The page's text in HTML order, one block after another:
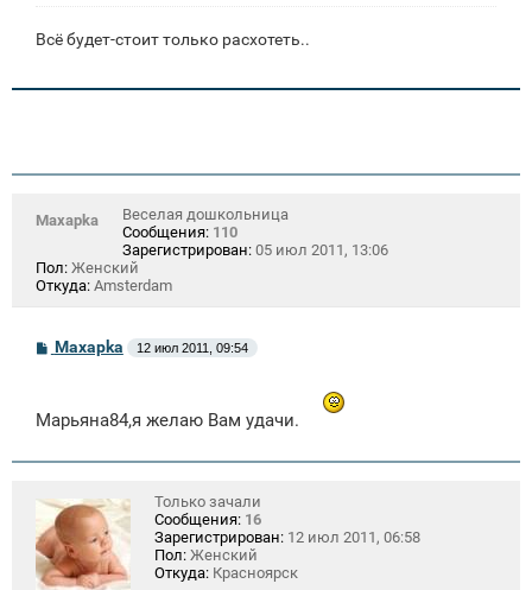
Всё будет-стоит только расхотеть..
Maxapka
Веселая дошкольница
Сообщения: 110
Зарегистрирован: 05 июл 2011, 13:06
Пол: Женский
Откуда: Amsterdam
С
о
щ
е
и
Maxapka 12 июл 2011, 09:54
Марьяна84,я желаю Вам удачи.
Только зачали
Сообщения: 16
Зарегистрирован: 12 июл 2011, 06:58
Пол: Женский
Откуда: Красноярск